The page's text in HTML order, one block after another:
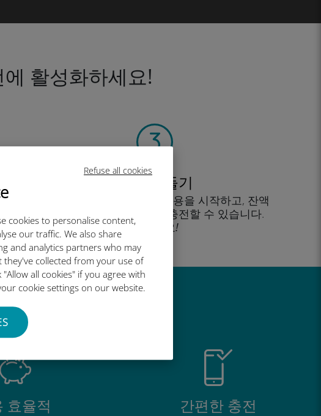
Refuse all cookies
cookies to personalise content,
our traffic. We also share
and analytics partners who may
collected from your use of
all cookies" if you agree with
cookie settings on our website.
활성화하세요!
계정 만들기
을 클릭해 데이터 요금제 사용을 시작하고, 잔액
을 확인하고 이동 중에도 충전할 수 있습니다.
즐기세요!
유
효율적 간편한 충전